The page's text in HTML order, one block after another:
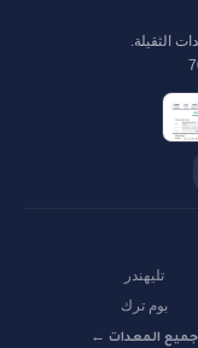
الثقيلة.
تليهندر
بوم ترك
جميع المعدات ←